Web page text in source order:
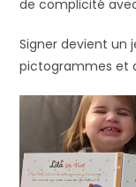
de complicité
Signer devient un
pictogrammes et